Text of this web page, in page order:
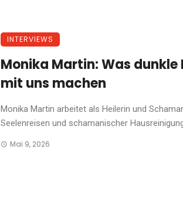
INTERVIEWS
Monika Martin: Was dunkle
mit uns machen
Monika Martin arbeitet als Heilerin und
Seelenreisen und schamanischer
Mai 9, 2026